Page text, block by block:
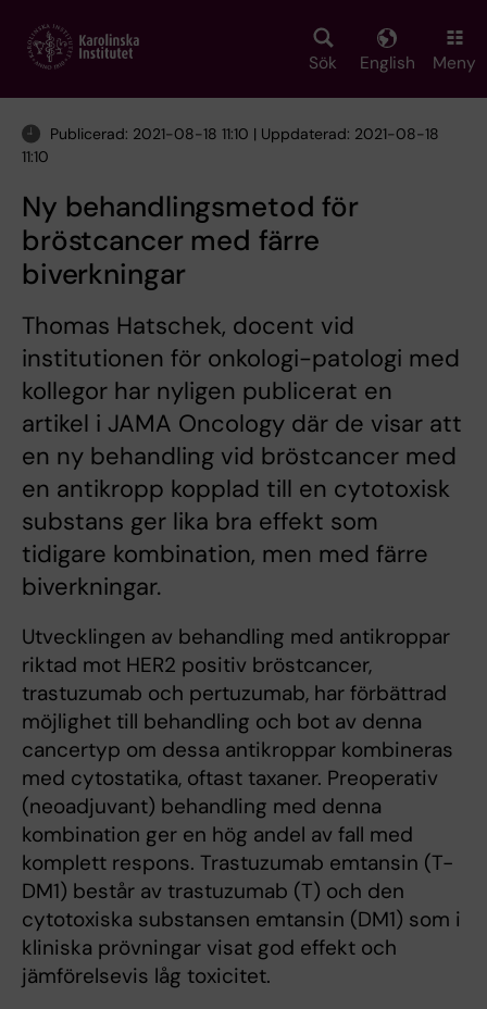
main
Sök English Meny
Publicerad: 2021-08-18 11:10 | Uppdaterad: 2021-08-18
11:10
Ny behandlingsmetod för
bröstcancer med färre
biverkningar
Thomas Hatschek, docent vid
institutionen för onkologi-patologi med
kollegor har nyligen publicerat en
artikel i JAMA Oncology där de visar att
en ny behandling vid bröstcancer med
en antikropp kopplad till en cytotoxisk
substans ger lika bra effekt som
tidigare kombination, men med färre
biverkningar.
Utvecklingen av behandling med antikroppar
riktad mot HER2 positiv bröstcancer,
trastuzumab och pertuzumab, har förbättrad
möjlighet till behandling och bot av denna
cancertyp om dessa antikroppar kombineras
med cytostatika, oftast taxaner. Preoperativ
(neoadjuvant) behandling med denna
kombination ger en hög andel av fall med
komplett respons. Trastuzumab emtansin (T-
DM1) består av trastuzumab (T) och den
cytotoxiska substansen emtansin (DM1) som i
kliniska prövningar visat god effekt och
jämförelsevis låg toxicitet.